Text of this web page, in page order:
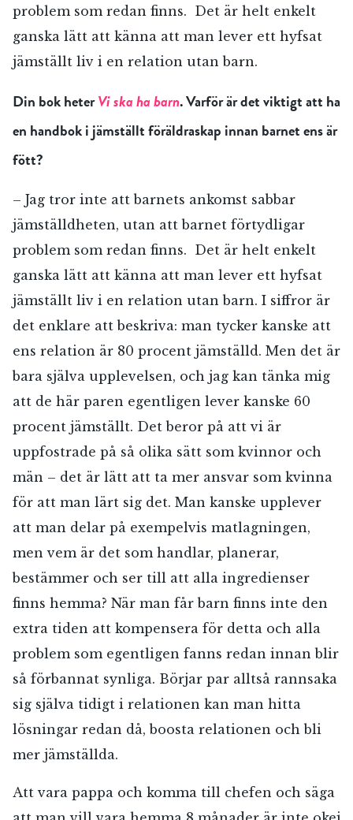
problem som redan finns. Det är helt enkelt
ganska lätt att känna att man lever ett hyfsat
jämställt liv i en relation utan barn.
Din bok heterVi ska ha barn. Varför är det viktigt att ha
en handbok i jämställt föräldraskap innan barnet ens är
fött?
– Jag tror inte att barnets ankomst sabbar
jämställdheten, utan att barnet förtydligar
problem som redan finns. Det är helt enkelt
ganska lätt att känna att man lever ett hyfsat
jämställt liv i en relation utan barn. I siffror är
det enklare att beskriva: man tycker kanske att
ens relation är 80 procent jämställd. Men det är
bara själva upplevelsen, och jag kan tänka mig
att de här paren egentligen lever kanske 60
procent jämställt. Det beror på att vi är
uppfostrade på så olika sätt som kvinnor och
män – det är lätt att ta mer ansvar som kvinna
för att man lärt sig det. Man kanske upplever
att man delar på exempelvis matlagningen,
men vem är det som handlar, planerar,
bestämmer och ser till att alla ingredienser
finns hemma? När man får barn finns inte den
extra tiden att kompensera för detta och alla
problem som egentligen fanns redan innan blir
så förbannat synliga. Börjar par alltså rannsaka
sig själva tidigt i relationen kan man hitta
lösningar redan då, boosta relationen och bli
mer jämställda.
Att vara pappa och komma till chefen och säga